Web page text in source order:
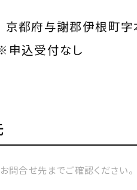
府与謝郡伊根町字
申込受付なし
合せ先までご確認ください。